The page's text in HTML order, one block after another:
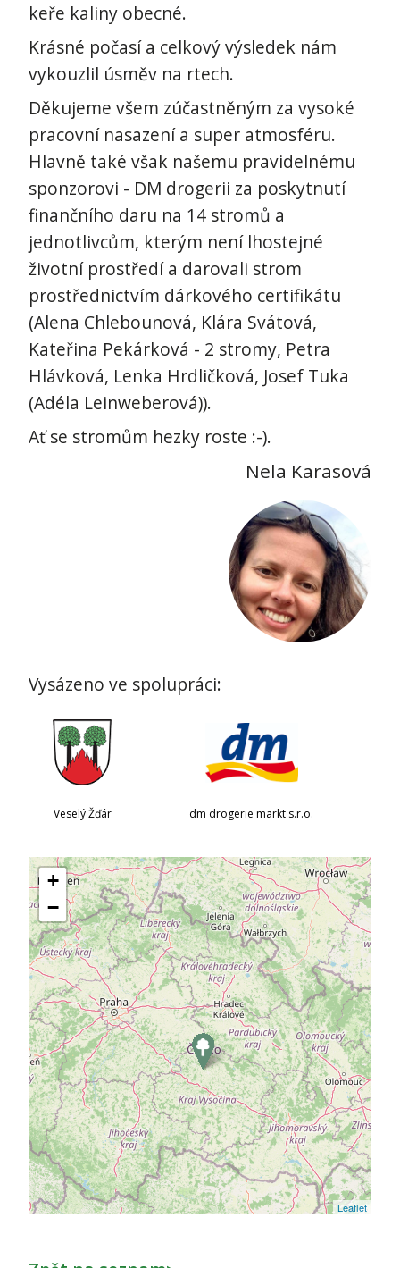
keře kaliny obecné.
Krásné počasí a celkový výsledek nám
vykouzlil úsměv na rtech.
Děkujeme všem zúčastněným za vysoké
pracovní nasazení a super atmosféru.
Hlavně také však našemu pravidelnému
sponzorovi - DM drogerii za poskytnutí
finančního daru na 14 stromů a
jednotlivcům, kterým není lhostejné
životní prostředí a darovali strom
prostřednictvím dárkového certifikátu
(Alena Chlebounová, Klára Svátová,
Kateřina Pekárková - 2 stromy, Petra
Hlávková, Lenka Hrdličková, Josef Tuka
(Adéla Leinweberová)).
Ať se stromům hezky roste :-).
Nela Karasová
Vysázeno ve spolupráci:
Veselý Žďár dm drogerie markt s.r.o.
+
−
Leaflet